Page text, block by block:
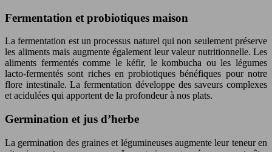
Fermentation et probiotiques maison
La fermentation est un processus naturel qui non seulement préserve
les aliments mais augmente également leur valeur nutritionnelle. Les
aliments fermentés comme le kéfir, le kombucha ou les légumes
lacto-fermentés sont riches en probiotiques bénéfiques pour notre
flore intestinale. La fermentation développe des saveurs complexes
et acidulées qui apportent de la profondeur à nos plats.
Germination et jus d’herbe
La germination des graines et légumineuses augmente leur teneur en